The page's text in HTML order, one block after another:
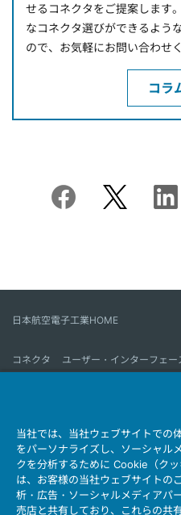
せるコネクタをご提案します
なコネクタ選びができるよう
ので、お気軽にお問い合わせ
コラ
日本航空電子工業HOME
コネクタ
ユーザー・インターフェ
会社情報 サステナビリティ IR情報
製品情報新着一覧
サイトマップ
当社では、当社ウェブサイトでの
をパーソナライズし、ソーシャル
クを分析するために Cookie（ク
は、お客様の当社ウェブサイトの
析・広告・ソーシャルメディアパ
売店と共有しており、これらの共